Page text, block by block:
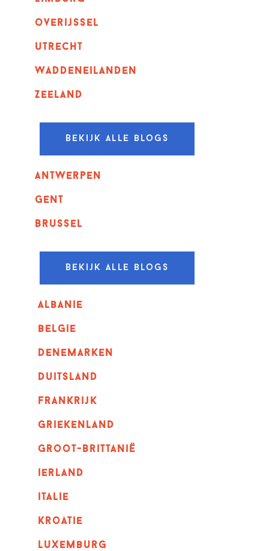
overijssel
utrecht
Waddeneilanden
Zeeland
Bekijk alle blogs
Antwerpen
GENT
Brussel
Bekijk alle blogs
albanie
belgie
denemarken
duitsland
frankrijk
griekenland
Groot-Brittanië
ierland
italie
kroatie
luxemburg